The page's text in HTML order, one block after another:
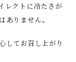
レクトに冷たさが
ありません。
してお召し上がり